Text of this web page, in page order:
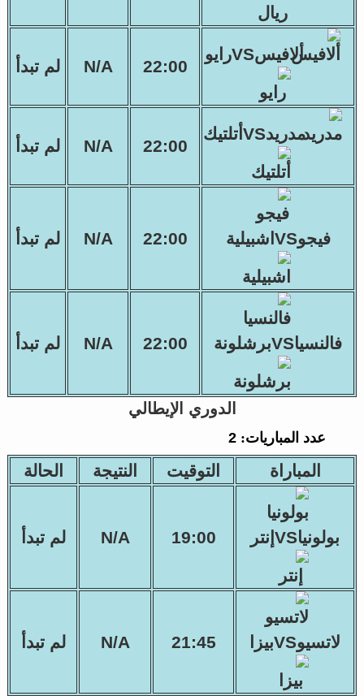
ألافيسVSرايو
22:00
N/A لم تبدأ
مدريدVSأتلتيك
22:00
N/A لم تبدأ
فيجوVSاشبيلية 22:00
N/A لم تبدأ
فالنسياVSبرشلونة 22:00
N/A لم تبدأ
الدوري الإيطالي
عدد المباريات:2
المباراة التوقيت النتيجة الحالة
بولونياVSإنتر 19:00
N/A لم تبدأ
لاتسيوVSبيزا 21:45
N/A لم تبدأ